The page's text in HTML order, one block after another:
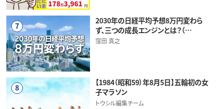
7
2030年の日経平均予想8万円変わら
ず、三つの成長エンジンとは？（…
窪田 真之
8
【1984（昭和59）年8月5日】五輪初の女
子マラソン
トウシル編集チーム